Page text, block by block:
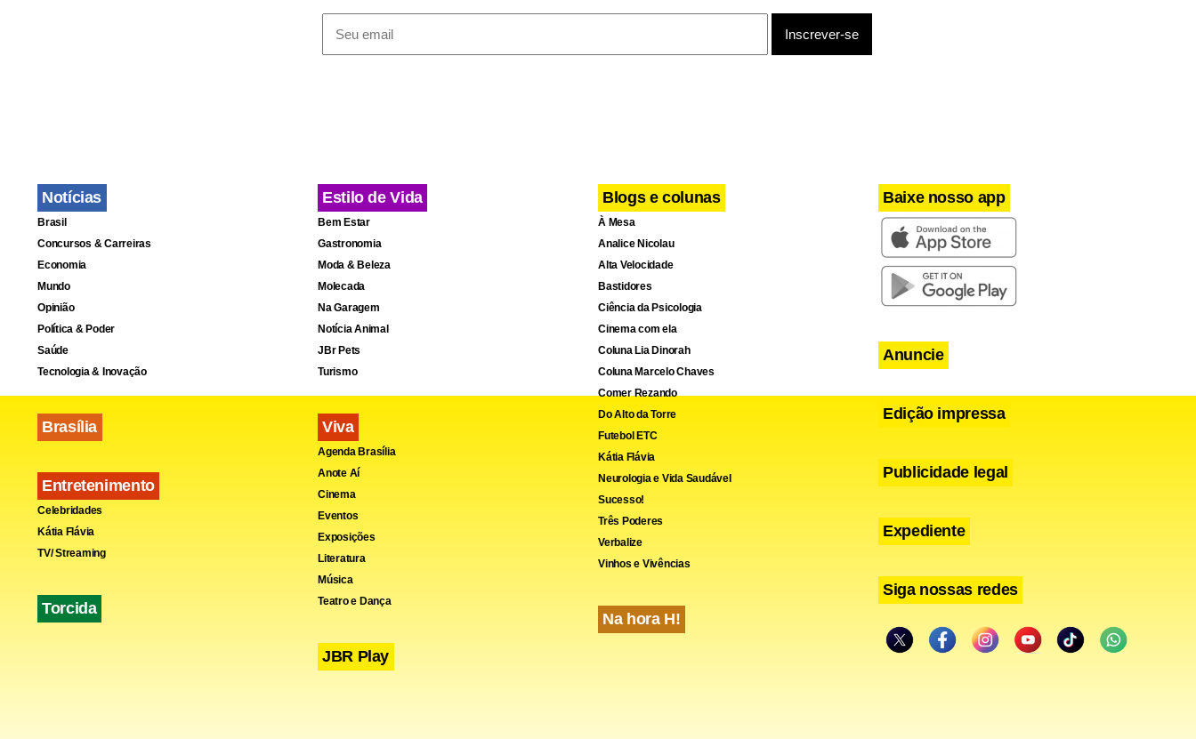
Notícias
Brasil
Concursos & Carreiras
Economia
Mundo
Opinião
Política & Poder
Saúde
Tecnologia & Inovação
Brasília
Entretenimento
Celebridades
Kátia Flávia
TV/ Streaming
Torcida
Estilo de Vida
Bem Estar
Gastronomia
Moda & Beleza
Molecada
Na Garagem
Notícia Animal
JBr Pets
Turismo
Viva
Agenda Brasília
Anote Aí
Cinema
Eventos
Exposições
Literatura
Música
Teatro e Dança
JBR Play
Blogs e colunas
À Mesa
Analice Nicolau
Alta Velocidade
Bastidores
Ciência da Psicologia
Cinema com ela
Coluna Lia Dinorah
Coluna Marcelo Chaves
Comer Rezando
Do Alto da Torre
Futebol ETC
Kátia Flávia
Neurologia e Vida Saudável
Sucesso!
Três Poderes
Verbalize
Vinhos e Vivências
Na hora H!
Baixe nosso app
Anuncie
Edição impressa
Publicidade legal
Expediente
Siga nossas redes